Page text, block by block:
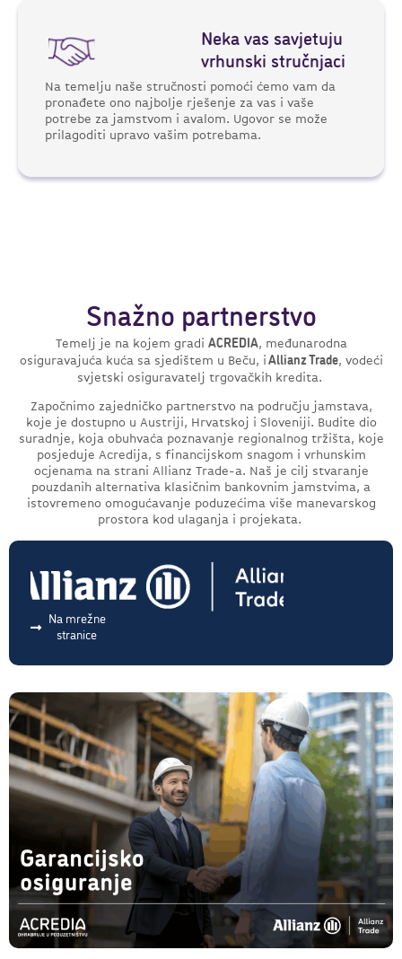
Neka vas savjetuju
vrhunski stručnjaci
Na temelju naše stručnosti pomoći ćemo vam da
pronađete ono najbolje rješenje za vas i vaše
potrebe za jamstvom i avalom. Ugovor se može
prilagoditi upravo vašim potrebama.
Snažno partnerstvo
Temelj je na kojem gradi ACREDIA, međunarodna
osiguravajuća kuća sa sjedištem u Beču, i Allianz Trade, vodeći
svjetski osiguravatelj trgovačkih kredita.
Započnimo zajedničko partnerstvo na području jamstava,
koje je dostupno u Austriji, Hrvatskoj i Sloveniji. Budite dio
suradnje, koja obuhvaća poznavanje regionalnog tržišta, koje
posjeduje Acredija, s financijskom snagom i vrhunskim
ocjenama na strani Allianz Trade-a. Naš je cilj stvaranje
pouzdanih alternativa klasičnim bankovnim jamstvima, a
istovremeno omogućavanje poduzećima više manevarskog
prostora kod ulaganja i projekata.
Na mrežne
stranice